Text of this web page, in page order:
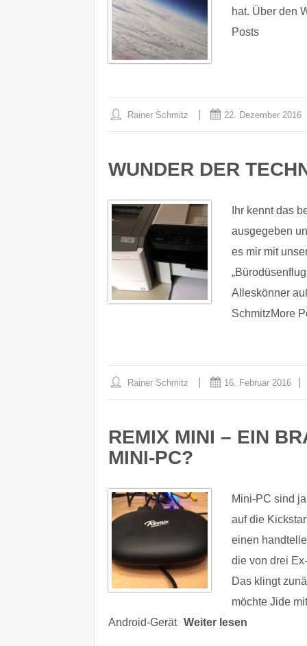
hat. Über den
Posts
Rainer Schmitz 22. Dezember 2016
WUNDER DER
Ihr kennt das
ausgegeben
es mir mit
Alleskönner
SchmitzMore
Rainer Schmitz 16. Februar 2016
REMIX MINI – EIN
MINI-PC?
Mini-PC sind
auf die
einen
die von drei
Das klingt
möchte Jide
Android-Gerät Weiter lesen